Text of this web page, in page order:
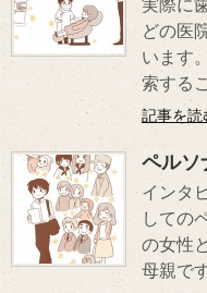
実際に
どの医
います
索する
記事を読
ペルソ
インタ
しての
の女性
母親で